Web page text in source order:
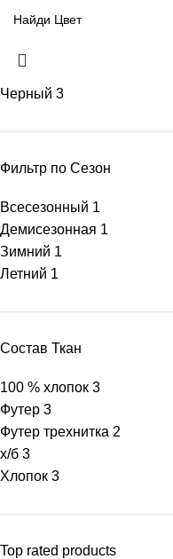
Черный 3
Фильтр по Сезон
Всесезонный 1
Демисезонная 1
Зимний 1
Летний 1
Состав Ткан
100 % хлопок 3
Футер 3
Футер трехнитка 2
х/б 3
Хлопок 3
Top rated products